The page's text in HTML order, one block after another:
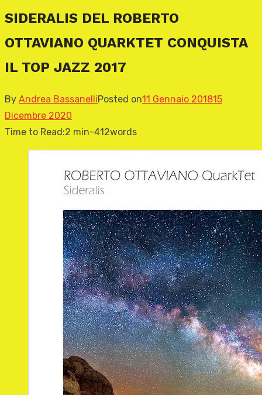
SIDERALIS DEL ROBERTO
OTTAVIANO QUARKTET CONQUISTA
IL TOP JAZZ 2017
By Andrea BassanelliPosted on11 Gennaio 201815
Dicembre 2020
Time to Read:2 min-412words